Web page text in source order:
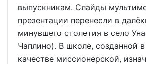
выпускникам. Слайды
презентации перенесли в
минувшего столетия в село
Чаплино). В школе, созданной в
качестве миссионерской,